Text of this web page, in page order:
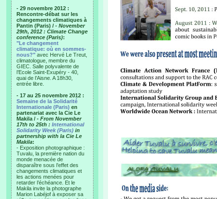
- 29 novembre 2012 :
Rencontre-débat sur les
changements climatiques à
Pantin (Paris) / - November
29th, 2012 : Climate Change
conference (Paris):
"Le changement
climatique: où en sommes-
nous?" avec Hervé Le Treut,
climatologue, membre du
GIEC. Salle polyvalente de
l’Ecole Saint-Exupéry - 40,
quai de l’Aisne. A 18h30,
entrée libre.
- 17 au 25 novembre 2012 :
Semaine de la Solidarité
Internationale (Paris) en
partenariat avec la Cie Le
Makila / - From November
17th to 25th : International
Solidarity Week (Paris) in
partnership with la Cie Le
Makila:
- Exposition photographique :
Tuvalu, la première nation du
monde menacée de
disparaître sous l’effet des
changements climatiques et
les actions menées pour
retarder l’échéance. Et le
Makila invite la photographe
Marion Labéjof à exposer sa